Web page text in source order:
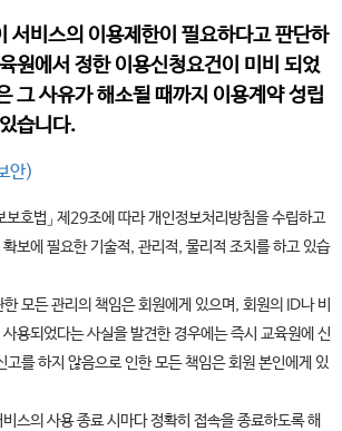
서비스의 이용제한이 필요하다고 판단하
원에서 정한 이용신청요건이 미비 되었
그 사유가 해소될 때까지 이용계약 성립
습니다.
안)
보호법」 제29조에 따라 개인정보처리방침을 수립하고
보에 필요한 기술적, 관리적, 물리적 조치를 하고 있습
한 모든 관리의 책임은 회원에게 있으며, 회원의 ID나 비
용되었다는 사실을 발견한 경우에는 즉시 교육원에 신
고를 하지 않음으로 인한 모든 책임은 회원 본인에게 있
스의 사용 종료 시마다 정확히 접속을 종료하도록 해